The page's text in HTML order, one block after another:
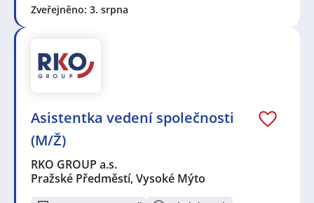
Zveřejněno: 3. srpna
Asistentka vedení společnosti
(M/Ž)
RKO GROUP a.s.
Pražské Předměstí, Vysoké Mýto